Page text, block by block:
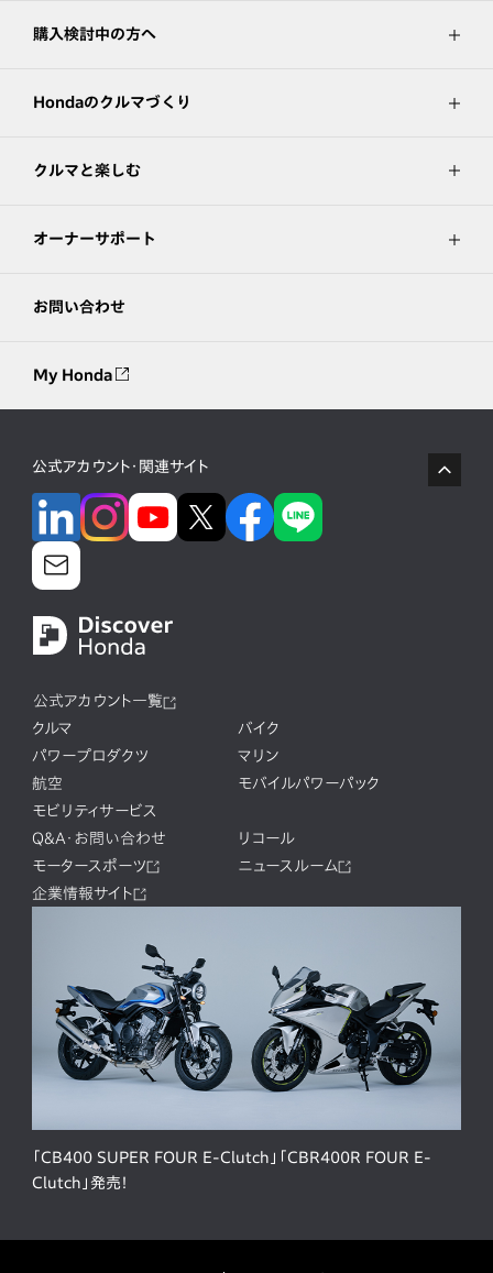
購入検討中の方へ
Hondaのクルマづくり
クルマと楽しむ
オーナーサポート
お問い合わせ
My Honda
公式アカウント・関連サイト
公式アカウント一覧
クルマ
バイク
パワープロダクツ
マリン
航空
モバイルパワーパック
モビリティサービス
Q&A・お問い合わせ
リコール
モータースポーツ
ニュースルーム
企業情報サイト
「CB400 SUPER FOUR E-Clutch」「CBR400R FOUR E-
Clutch」発売！